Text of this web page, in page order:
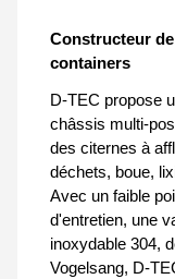
Constructeur
containers
D-TEC propose
châssis multi-
des citernes à
déchets, boue,
Avec un faible
d'entretien, une
inoxydable 304,
Vogelsang, D-